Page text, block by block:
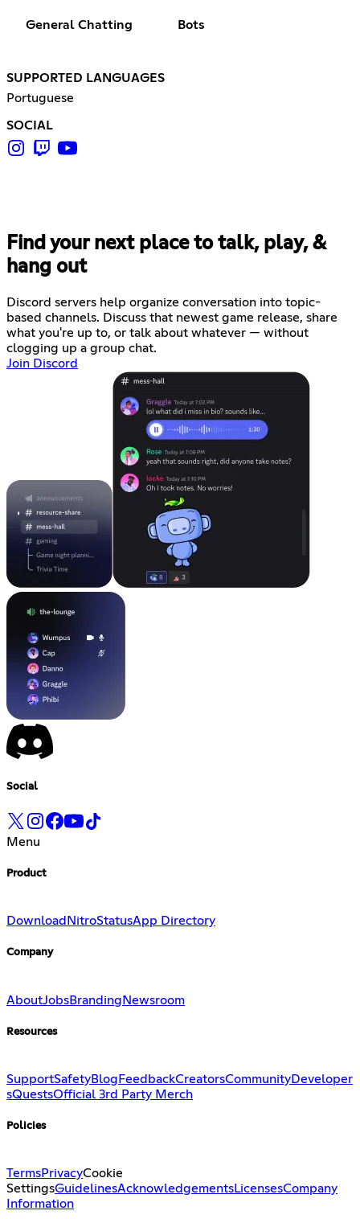
General Chatting Bots
SUPPORTED LANGUAGES
Portuguese
SOCIAL
Find your next place to talk, play, &
hang out
Discord servers help organize conversation into topic-
based channels. Discuss that newest game release, share
what you're up to, or talk about whatever — without
clogging up a group chat.
Join Discord
Social
Menu
Product
Download NitroStatusApp Directory
Company
AboutJobsBranding Newsroom
Resources
SupportSafetyBlog FeedbackCreatorsCommunityDeveloper
sQuestsOfficial 3rd Party Merch
Policies
TermsPrivacyCookie
SettingsGuidelinesAcknowledgementsLicensesCompany
Information